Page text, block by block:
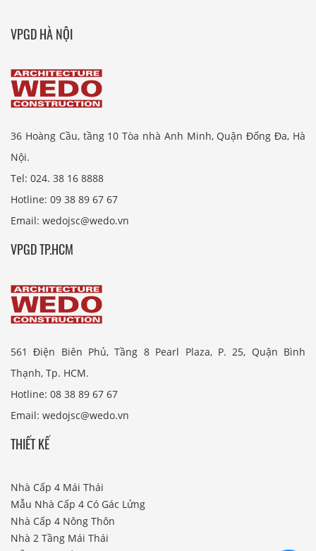
VPGD HÀ NỘI
36 Hoàng Cầu, tầng 10 Tòa nhà Anh Minh, Quận Đống Đa, Hà
Nội.
Tel: 024. 38 16 8888
Hotline: 09 38 89 67 67
Email: wedojsc@wedo.vn
VPGD TP.HCM
561 Điện Biên Phủ, Tầng 8 Pearl Plaza, P. 25, Quận Bình
Thạnh, Tp. HCM.
Hotline: 08 38 89 67 67
Email: wedojsc@wedo.vn
THIẾT KẾ
Nhà Cấp 4 Mái Thái
Mẫu Nhà Cấp 4 Có Gác Lửng
Nhà Cấp 4 Nông Thôn
Nhà 2 Tầng Mái Thái